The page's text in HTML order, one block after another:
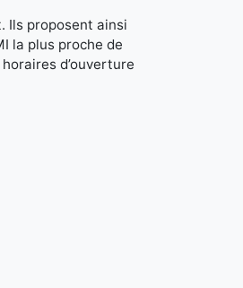
Ils proposent ainsi
la plus proche de
d’ouverture